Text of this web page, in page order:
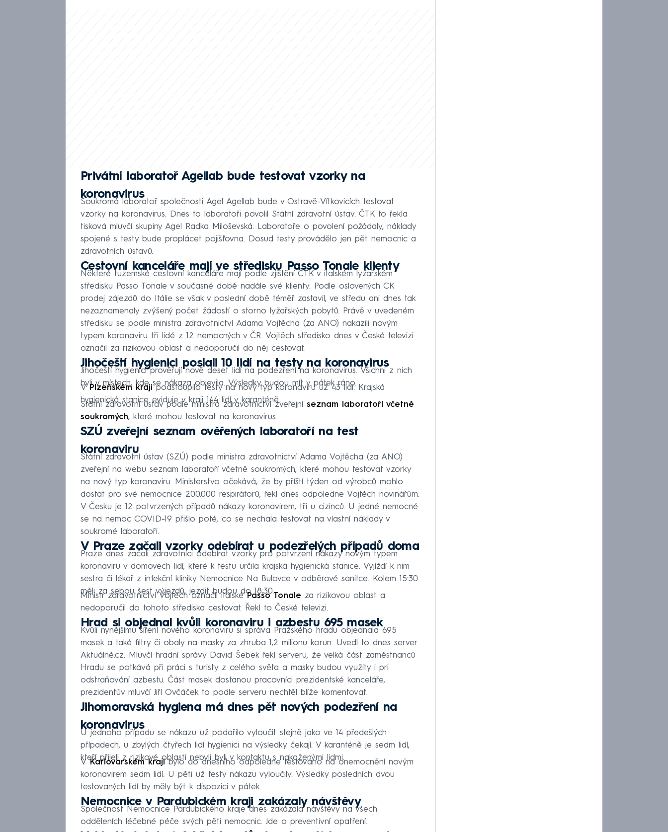
Privátní laboratoř Agellab bude testovat vzorky na
koronavirus
Soukromá laboratoř společnosti Agel Agellab bude v Ostravě-Vítkovicích testovat
vzorky na koronavirus. Dnes to laboratoři povolil Státní zdravotní ústav. ČTK to řekla
tisková mluvčí skupiny Agel Radka Miloševská. Laboratoře o povolení požádaly, náklady
spojené s testy bude proplácet pojišťovna. Dosud testy provádělo jen pět nemocnic a
zdravotních ústavů.
Cestovní kanceláře mají ve středisku Passo Tonale klienty
Některé tuzemské cestovní kanceláře mají podle zjištění ČTK v italském lyžařském
středisku Passo Tonale v současné době nadále své klienty. Podle oslovených CK
prodej zájezdů do Itálie se však v poslední době téměř zastavil, ve středu ani dnes tak
nezaznamenaly zvýšený počet žádostí o storno lyžařských pobytů. Právě v uvedeném
středisku se podle ministra zdravotnictví Adama Vojtěcha (za ANO) nakazili novým
typem koronaviru tři lidé z 12 nemocných v ČR. Vojtěch středisko dnes v České televizi
označil za rizikovou oblast a nedoporučil do něj cestovat.
Jihočeští hygienici poslali 10 lidí na testy na koronavirus
Jihočeští hygienici prověřují nově deset lidí na podezření na koronavirus. Všichni z nich
byli v místech, kde se nákaza objevila. Výsledky budou mít v pátek ráno.
VPlzeňském krajipodstoupilo testy na nový typ koronaviru už 43 lidí. Krajská
hygienická stanice eviduje v kraji 144 lidí v karanténě.
Státní zdravotní ústav podle ministra zdravotnictví zveřejní seznam laboratoří včetně
soukromých, které mohou testovat na koronavirus.
SZÚ zveřejní seznam ověřených laboratoří na test
koronaviru
Státní zdravotní ústav (SZÚ) podle ministra zdravotnictví Adama Vojtěcha (za ANO)
zveřejní na webu seznam laboratoří včetně soukromých, které mohou testovat vzorky
na nový typ koronaviru. Ministerstvo očekává, že by příští týden od výrobců mohlo
dostat pro své nemocnice 200.000 respirátorů, řekl dnes odpoledne Vojtěch novinářům.
V Česku je 12 potvrzených případů nákazy koronavirem, tři u cizinců. U jedné nemocné
se na nemoc COVID-19 přišlo poté, co se nechala testovat na vlastní náklady v
soukromé laboratoři.
V Praze začali vzorky odebírat u podezřelých případů doma
Praze dnes začali zdravotníci odebírat vzorky pro potvrzení nákazy novým typem
koronaviru v domovech lidí, které k testu určila krajská hygienická stanice. Vyjíždí k nim
sestra či lékař z infekční kliniky Nemocnice Na Bulovce v odběrové sanitce. Kolem 15:30
měli za sebou šest výjezdů, jezdit budou do 18:30.
Ministr zdravotnictví Vojtěch označil italskéPasso Tonale za rizikovou oblast a
nedoporučil do tohoto střediska cestovat. Řekl to České televizi.
Hrad si objednal kvůli koronaviru i azbestu 695 masek
Kvůli nynějšímu šíření nového koronaviru si správa Pražského hradu objednala 695
masek a také filtry či obaly na masky za zhruba 1,2 milionu korun. Uvedl to dnes server
Aktuálně.cz. Mluvčí hradní správy David Šebek řekl serveru, že velká část zaměstnanců
Hradu se potkává při práci s turisty z celého světa a masky budou využity i pri
odstraňování azbestu. Část masek dostanou pracovníci prezidentské kanceláře,
prezidentův mluvčí Jiří Ovčáček to podle serveru nechtěl blíže komentovat.
Jihomoravská hygiena má dnes pět nových podezření na
koronavirus
U jednoho případu se nákazu už podařilo vyloučit stejně jako ve 14 předešlých
případech, u zbylých čtyřech lidí hygienici na výsledky čekají. V karanténě je sedm lidí,
kteří přijeli z rizikové oblasti nebyli byli v kontaktu s nakaženými lidmi.
VKarlovarském krajibylo do dnešního odpoledne testováno na onemocnění novým
koronavirem sedm lidí. U pěti už testy nákazu vyloučily. Výsledky posledních dvou
testovaných lidí by měly být k dispozici v pátek.
Nemocnice v Pardubickém kraji zakázaly návštěvy
Společnost Nemocnice Pardubického kraje dnes zakázala návštěvy na všech
odděleních léčebné péče svých pěti nemocnic. Jde o preventivní opatření.